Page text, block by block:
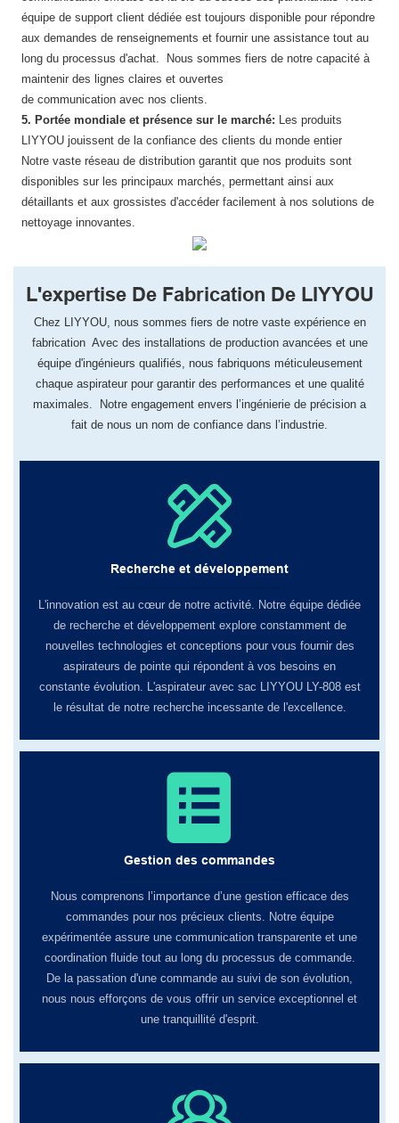
équipe de support client dédiée est toujours disponible pour répondre
aux demandes de renseignements et fournir une assistance tout au
long du processus d'achat. Nous sommes fiers de notre capacité à
maintenir des lignes claires et ouvertes
de communication avec nos clients.
5. Portée mondiale et présence sur le marché:
Les produits
LIYYOU jouissent de la confiance des clients du monde entier
Notre vaste réseau de distribution garantit que nos produits sont
disponibles sur les principaux marchés, permettant ainsi aux
détaillants et aux grossistes d'accéder facilement à nos solutions de
nettoyage innovantes.
L'expertise De Fabrication De LIYYOU
Chez LIYYOU, ​​nous sommes fiers de notre vaste expérience en
fabrication Avec des installations de production avancées et une
équipe d'ingénieurs qualifiés, nous fabriquons méticuleusement
chaque aspirateur pour garantir des performances et une qualité
maximales. Notre engagement envers l’ingénierie de précision a
fait de nous un nom de confiance dans l’industrie.
Recherche et développement
L'innovation est au cœur de notre activité. Notre équipe dédiée
de recherche et développement explore constamment de
nouvelles technologies et conceptions pour vous fournir des
aspirateurs de pointe qui répondent à vos besoins en
constante évolution. L'aspirateur avec sac LIYYOU LY-808 est
le résultat de notre recherche incessante de l'excellence.
Gestion des commandes
Nous comprenons l’importance d’une gestion efficace des
commandes pour nos précieux clients. Notre équipe
expérimentée assure une communication transparente et une
coordination fluide tout au long du processus de commande.
De la passation d'une commande au suivi de son évolution,
nous nous efforçons de vous offrir un service exceptionnel et
une tranquillité d'esprit.